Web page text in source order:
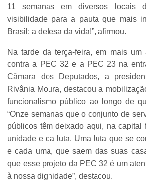
11 semanas em diversos locais
visibilidade para a pauta que mais
Brasil: a defesa da vida!”, afirmou.
Na tarde da terça-feira, em mais um
contra a PEC 32 e a PEC 23 na
Câmara dos Deputados, a
Rivânia Moura, destacou a
funcionalismo público ao longo de
“Onze semanas que o conjunto de
públicos têm deixado aqui, na capital
unidade e da luta. Uma luta que se
e cada uma, que saem das suas
que esse projeto da PEC 32 é um
à nossa dignidade”, destacou.